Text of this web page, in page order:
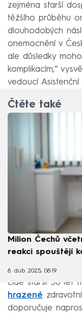
zejména starší
těžšího průběhu
dlouhodobých
onemocnění v
ale důsledky
komplikacím,“
vedoucí Asistenční
Čtěte také
Milion Čechů
reakci spouštějí
8. dub 2025, 08:19
Lidé starší 50 let
hrazené
doporučuje